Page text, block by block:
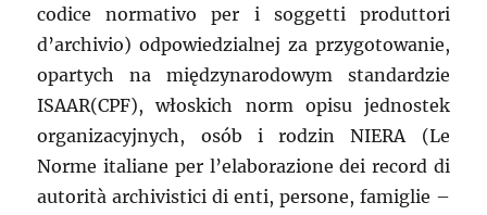
codice normativo per i soggetti produttori
d’archivio) odpowiedzialnej za przygotowanie,
opartych na międzynarodowym standardzie
ISAAR(CPF), włoskich norm opisu jednostek
organizacyjnych, osób i rodzin NIERA (Le
Norme italiane per l’elaborazione dei record di
autorità archivistici di enti, persone, famiglie –